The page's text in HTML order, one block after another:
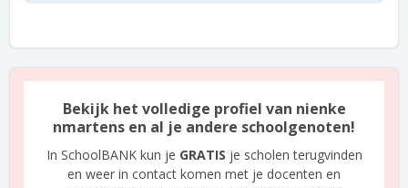
Bekijk het volledige profiel van nienke
nmartens en al je andere schoolgenoten!
In SchoolBANK kun je GRATIS je scholen terugvinden
en weer in contact komen met je docenten en